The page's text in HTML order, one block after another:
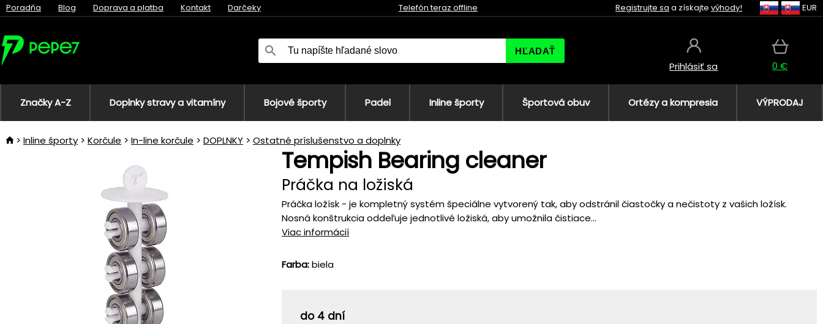
Poradňa Blog Doprava a platba Kontakt Darčeky Telefón teraz offline Registrujte sa a získajte výhody! EUR
HĽADAŤ
Prihlásiť sa 0 €
Značky A-Z Doplnky stravy a vitamíny Bojové športy Padel Inline športy Športová obuv Ortézy a kompresia VÝPRODAJ
Inline športy Korčule In-line korčule DOPLNKY Ostatné príslušenstvo a doplnky
Tempish Bearing cleaner
Práčka na ložiská
Práčka ložísk - je kompletný systém špeciálne vytvorený tak, aby odstránil čiastočky a nečistoty z vašich ložísk.
Nosná konštrukcia oddeľuje jednotlivé ložiská, aby umožnila čistiace...
Viac informácií
Farba:biela
do 4 dní